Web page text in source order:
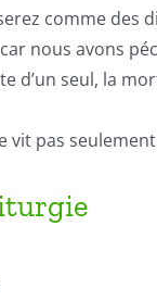
comme des
nous avons
d’un seul, la
vit pas